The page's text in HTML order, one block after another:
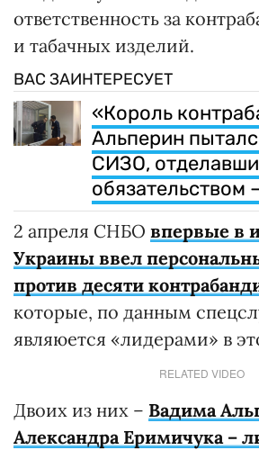
ответственность за
и табачных изделий.
ВАС ЗАИНТЕРЕСУЕТ
«Король
Альперин
СИЗО,
обязательством
2 апреля СНБО впервые в
Украины ввел
против десяти
которые, по данным
являюется «лидерами» в
RELATED VIDEO
Двоих из них – Вадима
Александра Еримичука –